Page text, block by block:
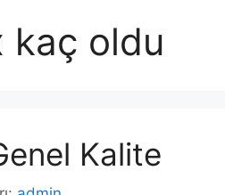
kaç oldu
Kalite